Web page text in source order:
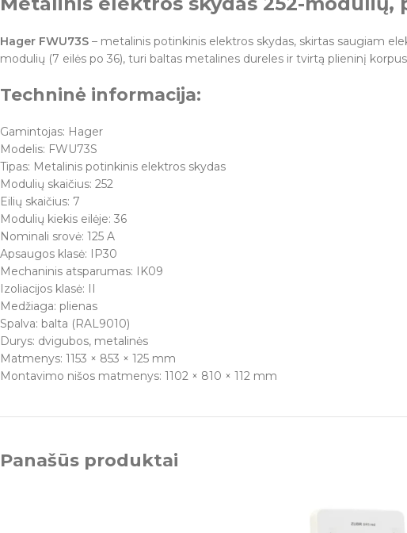
Hager FWU73S – metalinis potinkinis elektros skydas, skirtas saugiam
modulių (7 eilės po 36), turi baltas metalines dureles ir tvirtą plieninį
Techninė informacija:
Gamintojas: Hager
Modelis: FWU73S
Tipas: Metalinis potinkinis elektros skydas
Modulių skaičius: 252
Eilių skaičius: 7
Modulių kiekis eilėje: 36
Nominali srovė: 125 A
Apsaugos klasė: IP30
Mechaninis atsparumas: IK09
Izoliacijos klasė: II
Medžiaga: plienas
Spalva: balta (RAL9010)
Durys: dvigubos, metalinės
Matmenys: 1153 × 853 × 125 mm
Montavimo nišos matmenys: 1102 × 810 × 112 mm
Panašūs produktai